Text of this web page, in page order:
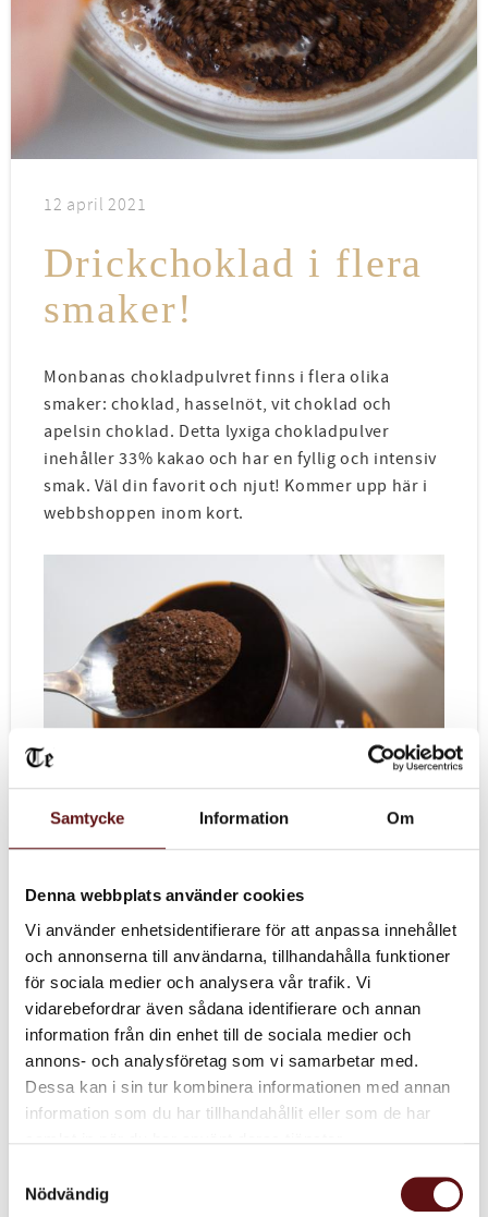
Samtycke Information Om
Denna webbplats använder cookies
Vi använder enhetsidentifierare för att anpassa innehållet
och annonserna till användarna, tillhandahålla funktioner
för sociala medier och analysera vår trafik. Vi
vidarebefordrar även sådana identifierare och annan
information från din enhet till de sociala medier och
annons- och analysföretag som vi samarbetar med.
Dessa kan i sin tur kombinera informationen med annan
information som du har tillhandahållit eller som de har
Nödvändig
12 april 2021
Drickchoklad i flera
smaker!
Monbanas chokladpulvret finns i flera olika
smaker: choklad, hasselnöt, vit choklad och
apelsin choklad. Detta lyxiga chokladpulver
inehåller 33% kakao och har en fyllig och intensiv
smak. Väl din favorit och njut! Kommer upp här i
webbshoppen inom kort.